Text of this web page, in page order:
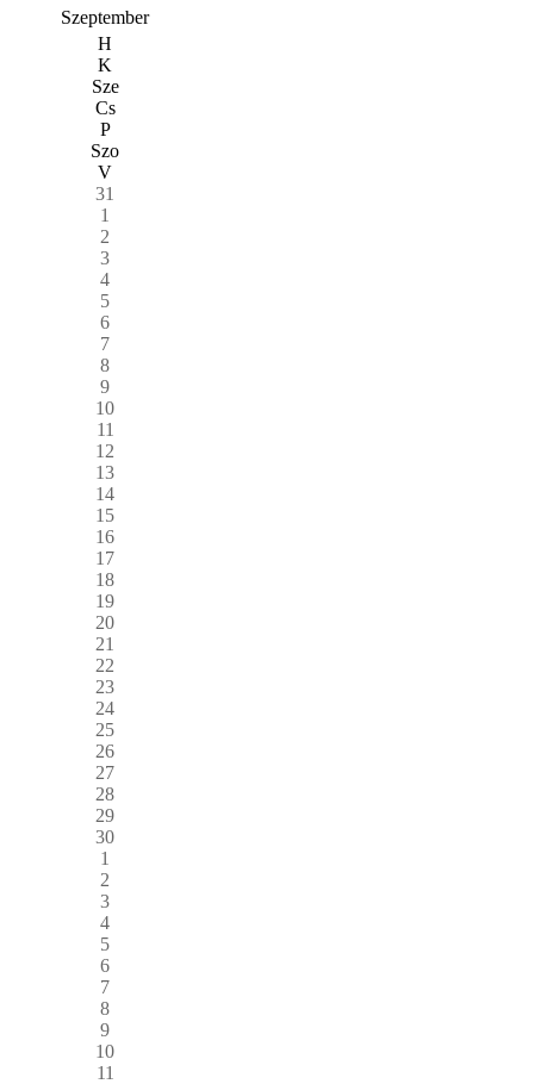
Szeptember
H
K
Sze
Cs
P
Szo
V
31
1
2
3
4
5
6
7
8
9
10
11
12
13
14
15
16
17
18
19
20
21
22
23
24
25
26
27
28
29
30
1
2
3
4
5
6
7
8
9
10
11